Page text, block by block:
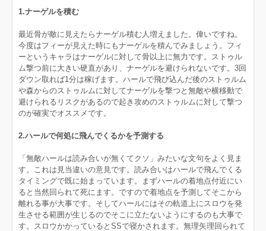
1.ナーゲルを積む
最近骨が敵に見えたらナーゲル積む人増えました。偉いですね。
今度はフィーが見えた時にもナーゲルを積んでみましょう。フィ
ーというキャラはナーゲルに対して骨以上に無力です。ストゥル
ム撃つ前に大きい硬直があり、ナーゲルを避けられないです。3回
ダウン取れば1分は稼げます。ハールで飛び込んだ後のストゥルム
や森からのストゥルムに対してナーゲルを撃つと無敵や横移動で
避けられるリスクがあるので起き攻めのストゥルムに対して撃つ
のが確実でオススメです。
2.ハールで何処に飛んでくるかを予測する
「無敵ハールは読み合いが無くてクソ」みたいな文句をよく見ま
す。これは見当違いの意見です。読み合いはハールで飛んでくる
タイミングで既に始まっています。まずハールの着地点付近にい
ると当然回られて死にます。ですので着地点を予測してそこから
離れる事が大事です。そしてハールにはその軌道上にスロウを発
生させる範囲が生じるのでそこに立たないようにするのも大事で
す。スロウかかっているとSSで寝かされます。無理矢理回られて